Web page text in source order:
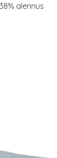
alennus